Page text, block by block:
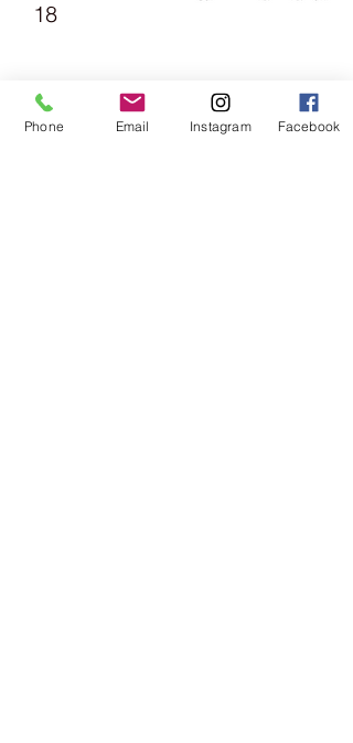
18
Horaires
d'ouverture
Phone Email Instagram Facebook